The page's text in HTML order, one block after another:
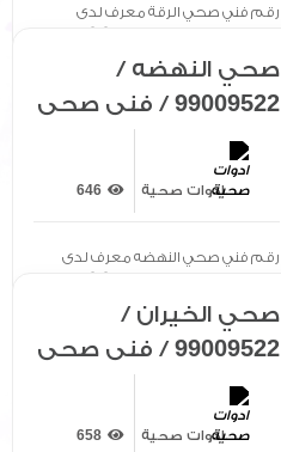
رقم فني صحي الرقة معرف لدى
الجميع بتوفير سيارة مجهزة[ .. ]
صحي النهضه /
99009522 / فني صحي
/ سباك / ادوات صحية /
رقم صحي النهضه
ادوات صحية
رقم فني صحي النهضه معرف لدى
الجميع بتوفير سيارة مجهزة[ .. ]
صحي الخيران /
99009522 / فني صحي
/ سباك / ادوات صحية /
رقم صحي الخيران
ادوات صحية